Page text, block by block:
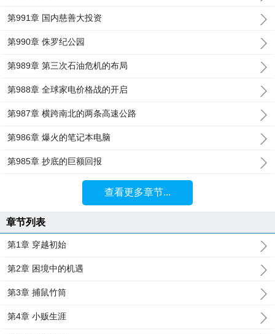
第991章 国内慈善大投资
第990章 侏罗纪公园
第989章 第三次石油危机的布局
第988章 全球家电价格战的开启
第987章 横跨南北的两条高速公路
第986章 爆火的笔记本电脑
第985章 抄底的巨额回报
查看更多章节...
章节列表
第1章 穿越初始
第2章 困境中的机遇
第3章 捕鼠竹筒
第4章 小贩生涯